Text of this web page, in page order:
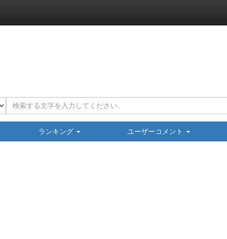
ランキング ユーザーコメント